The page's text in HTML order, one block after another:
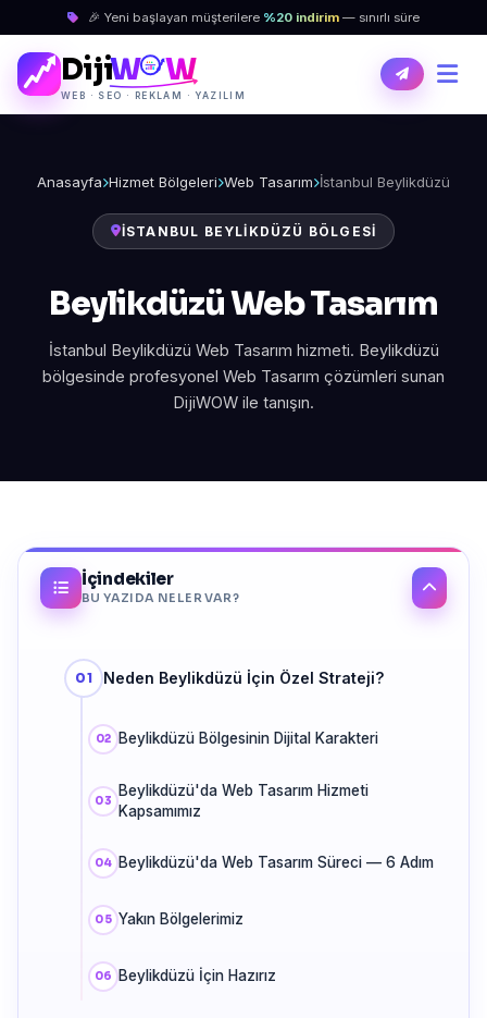
🎉 Yeni başlayan müşterilere %20 indirim — sınırlı süre
DijiW W
WEB · SEO · REKLAM · YAZILIM
Anasayfa Hizmet Bölgeleri Web Tasarım İstanbul Beylikdüzü
İSTANBUL BEYLIKDÜZÜ BÖLGESI
Beylikdüzü Web Tasarım
İstanbul Beylikdüzü Web Tasarım hizmeti. Beylikdüzü
bölgesinde profesyonel Web Tasarım çözümleri sunan
DijiWOW ile tanışın.
İçindekiler
BU YAZIDA NELER VAR?
Neden Beylikdüzü İçin Özel Strateji?
Beylikdüzü Bölgesinin Dijital Karakteri
Beylikdüzü'da Web Tasarım Hizmeti
Kapsamımız
Beylikdüzü'da Web Tasarım Süreci — 6 Adım
Yakın Bölgelerimiz
Beylikdüzü İçin Hazırız